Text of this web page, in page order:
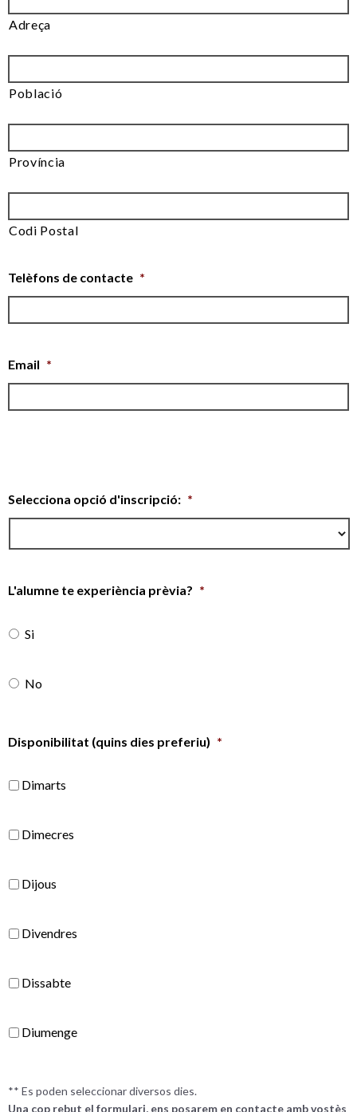
Adreça
Població
Província
Codi Postal
Telèfons de contacte *
Email *
Selecciona opció d'inscripció: *
L'alumne te experiència prèvia? *
Si
No
Disponibilitat (quins dies preferiu) *
Dimarts
Dimecres
Dijous
Divendres
Dissabte
Diumenge
** Es poden seleccionar diversos dies.
Una cop rebut el formulari, ens posarem en contacte amb vostès